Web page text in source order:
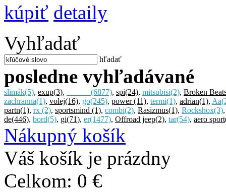
kúpiť detaily
Vyhľadať
hľadať
posledne vyhľadávané
slimák(5), exup(3), (6877), spi(24), mitsubisi(2), Broken
zachranna(1), volej(16), go(245), power(11), termi(1), adrian(1), Aa
partn(1), rx (2), sportsmind (1), combi(2), Rasizmus(1), Rockshox(3)
de(446), bord(5), gi(71), er(1477), Offroad jeep(2), tar(54), aero sport
Nákupný košík
Váš košík je prázdny
Celkom: 0 €